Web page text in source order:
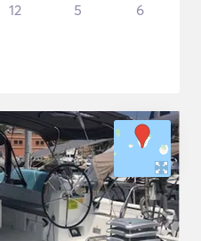
12 5 6